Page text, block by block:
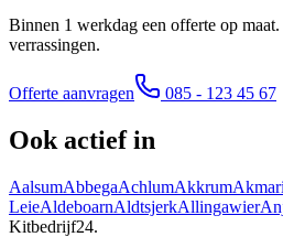
Binnen 1 werkdag een offerte op maat.
verrassingen.
Offerte aanvragen 085 - 123 45 67
Ook actief in
AalsumAbbegaAchlumAkkrum
LeieAldeboarnAldtsjerkAllingawier
Kitbedrijf24.